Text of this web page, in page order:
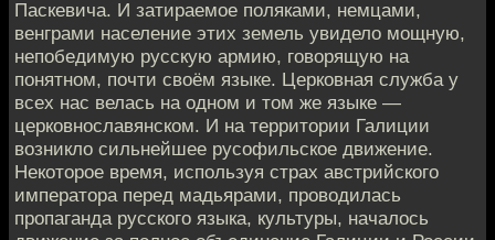
Паскевича. И затираемое поляками, немцами,
венграми население этих земель увидело мощную,
непобедимую русскую армию, говорящую на
понятном, почти своём языке. Церковная служба у
всех нас велась на одном и том же языке —
церковнославянском. И на территории Галиции
возникло сильнейшее русофильское движение.
Некоторое время, используя страх австрийского
императора перед мадьярами, проводилась
пропаганда русского языка, культуры, началось